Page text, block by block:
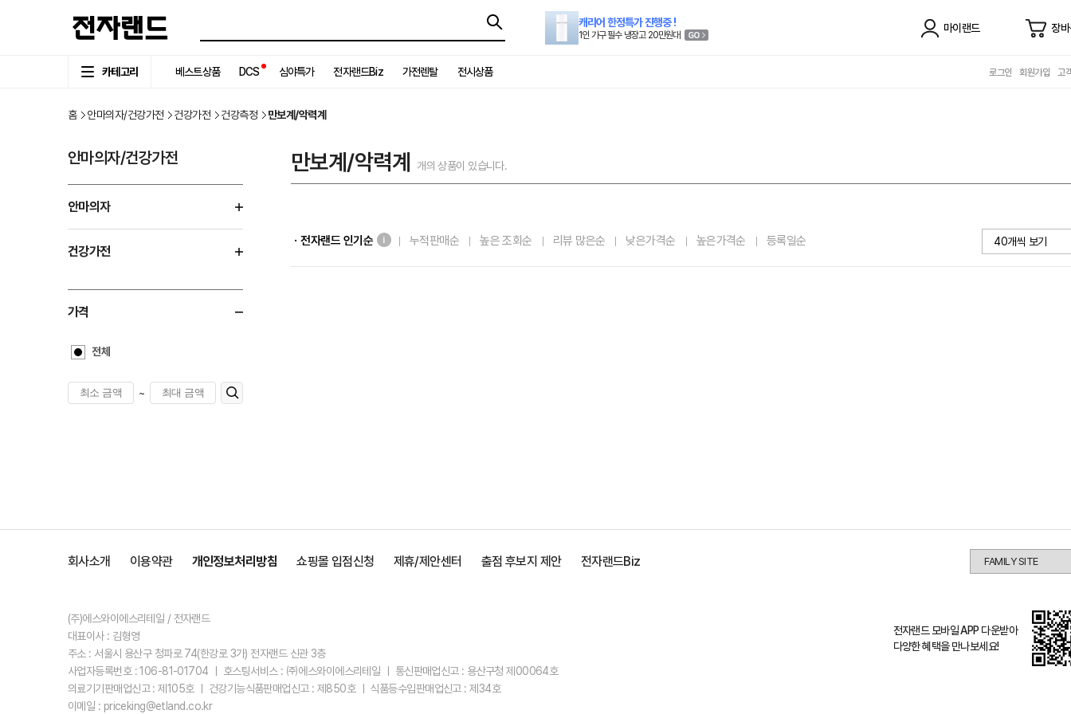
캐리어 한정특가 진행중 !
1인 가구 필수 냉장고 20만원대
마이랜드 장
카테고리 베스트상품 DCS 심야특가 전자랜드Biz 가전렌탈 전시상품 로그인 회원가입 고
홈 안마의자/건강가전 건강가전 건강측정 만보계/악력계
안마의자/건강가전
안마의자
건강가전
가격
전체
~
만보계/악력계 개의 상품이 있습니다.
ㆍ전자랜드 인기순 누적판매순 높은 조회순 리뷰 많은순 낮은가격순 높은가격순 등록일순
회사소개 이용약관 개인정보처리방침 쇼핑몰 입점신청 제휴/제안센터 출점 후보지 제안 전자랜드Biz
(주)에스와이에스리테일 / 전자랜드
대표이사 : 김형영
주소 : 서울시 용산구 청파로 74(한강로 3가) 전자랜드 신관 3층
사업자등록번호 : 106-81-01704 ㅣ 호스팅서비스 : ㈜에스와이에스리테일 ㅣ 통신판매업신고 : 용산구청 제00064호
의료기기판매업신고 : 제105호 ㅣ 건강기능식품판매업신고 : 제850호 ㅣ 식품등수입판매업신고 : 제34호
이메일 : priceking@etland.co.kr
전자랜드 모바일 APP 다운받아
다양한 혜택을 만나보세요!